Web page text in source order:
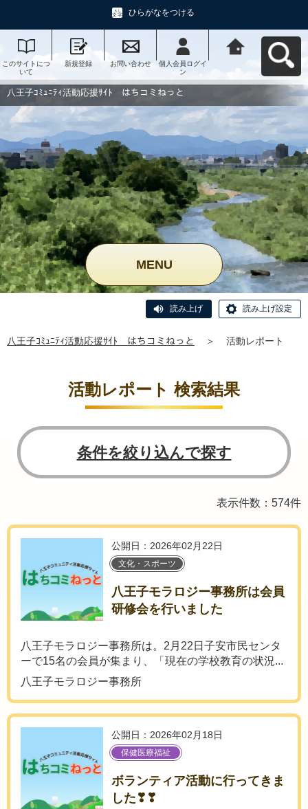
ひらがなをつける
このサイトにつ
いて
新規登録 お問い合わせ
個人会員ログイ
ン
動応援ｻｲﾄ はち
コミねっとへ戻
八王子ｺﾐｭﾆﾃｨ活動応援ｻｲﾄ はちコミねっと
MENU
読み上げ 読み上げ設定
八王子ｺﾐｭﾆﾃｨ活動応援ｻｲﾄ はちコミねっと ＞ 活動レポート
活動レポート 検索結果
条件を絞り込んで探す
表示件数：574件
公開日：2026年02月22日
文化・スポーツ
八王子モラロジー事務所は会員
研修会を行いました
八王子モラロジー事務所は。2月22日子安市民センタ
ーで15名の会員が集まり、「現在の学校教育の状況...
八王子モラロジー事務所
公開日：2026年02月18日
保健医療福祉
ボランティア活動に行ってきま
した❣❣